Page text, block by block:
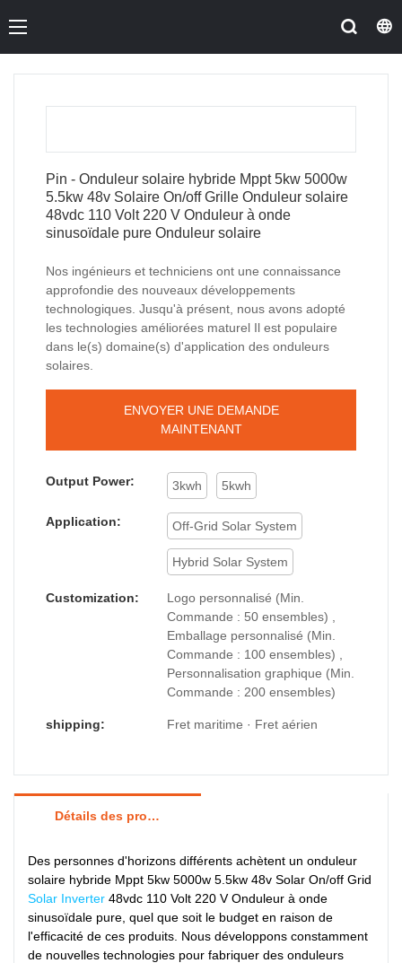
Pin - Onduleur solaire hybride Mppt 5kw 5000w
5.5kw 48v Solaire On/off Grille Onduleur solaire
48vdc 110 Volt 220 V Onduleur à onde
sinusoïdale pure Onduleur solaire
Nos ingénieurs et techniciens ont une connaissance
approfondie des nouveaux développements
technologiques. Jusqu'à présent, nous avons adopté
les technologies améliorées maturel Il est populaire
dans le(s) domaine(s) d'application des onduleurs
solaires.
ENVOYER UNE DEMANDE
MAINTENANT
Output Power: 3kwh 5kwh
Application: Off-Grid Solar System
Hybrid Solar System
Customization:
Logo personnalisé (Min.
Commande : 50 ensembles) ,
Emballage personnalisé (Min.
Commande : 100 ensembles) ,
Personnalisation graphique (Min.
Commande : 200 ensembles)
shipping: Fret maritime · Fret aérien
Détails des produits
Des personnes d'horizons différents achètent un onduleur
solaire hybride Mppt 5kw 5000w 5.5kw 48v Solar On/off Grid
Solar Inverter 48vdc 110 Volt 220 V Onduleur à onde
sinusoïdale pure, quel que soit le budget en raison de
l'efficacité de ces produits. Nous développons constamment
de nouvelles technologies pour fabriquer des onduleurs